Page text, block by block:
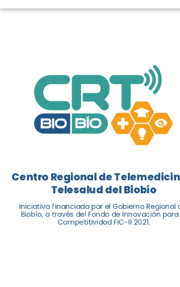
balance de tres años
Leer más
Centro Regional de
Telesalud del Biobío
Iniciativa financiada por el Gobierno Regional
Biobío, a través del Fondo de Innovación
Competitividad FIC-R 2021.